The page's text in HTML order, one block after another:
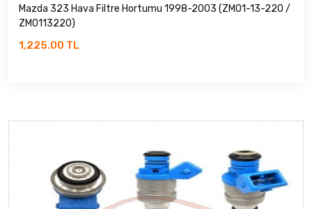
Mazda 323 Hava Filtre Hortumu 1998-2003 (ZM01-13-220 /
ZM0113220)
1,225.00 TL